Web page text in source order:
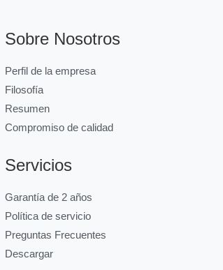
Sobre Nosotros
Perfil de la empresa
Filosofía
Resumen
Compromiso de calidad
Servicios
Garantía de 2 años
Política de servicio
Preguntas Frecuentes
Descargar